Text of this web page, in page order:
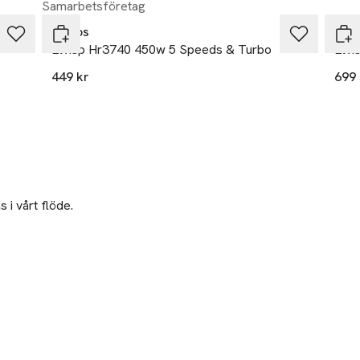
Samarbetsföretag
Philips
Elvisp Hr3740 450w 5 Speeds & Turbo
449 kr
699
i vårt flöde.